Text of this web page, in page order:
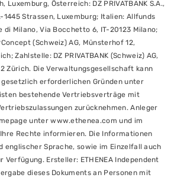
Luxemburg, Österreich: DZ PRIVATBANK S.A.,
1445 Strassen, Luxemburg; Italien: Allfunds
di Milano, Via Bocchetto 6, IT-20123 Milano;
(Schweiz) AG, Münsterhof 12,
Zahlstelle: DZ PRIVATBANK (Schweiz) AG,
Zürich. Die Verwaltungsgesellschaft kann
erforderlichen Gründen unter
bestehende Vertriebsverträge mit
zurücknehmen. Anleger
unter www.ethenea.com und im
Rechte informieren. Die Informationen
englischer Sprache, sowie im Einzelfall auch
Verfügung. Ersteller: ETHENEA Independent
dieses Dokuments an Personen mit